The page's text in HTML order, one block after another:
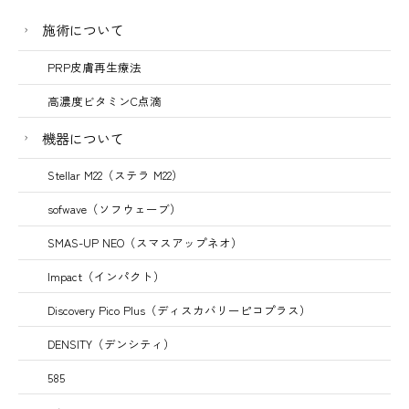
施術について
PRP皮膚再生療法
高濃度ビタミンC点滴
機器について
Stellar M22（ステラ M22）
sofwave（ソフウェーブ）
SMAS-UP NEO（スマスアップネオ）
Impact（インパクト）
Discovery Pico Plus（ディスカバリーピコプラス）
DENSITY（デンシティ）
585